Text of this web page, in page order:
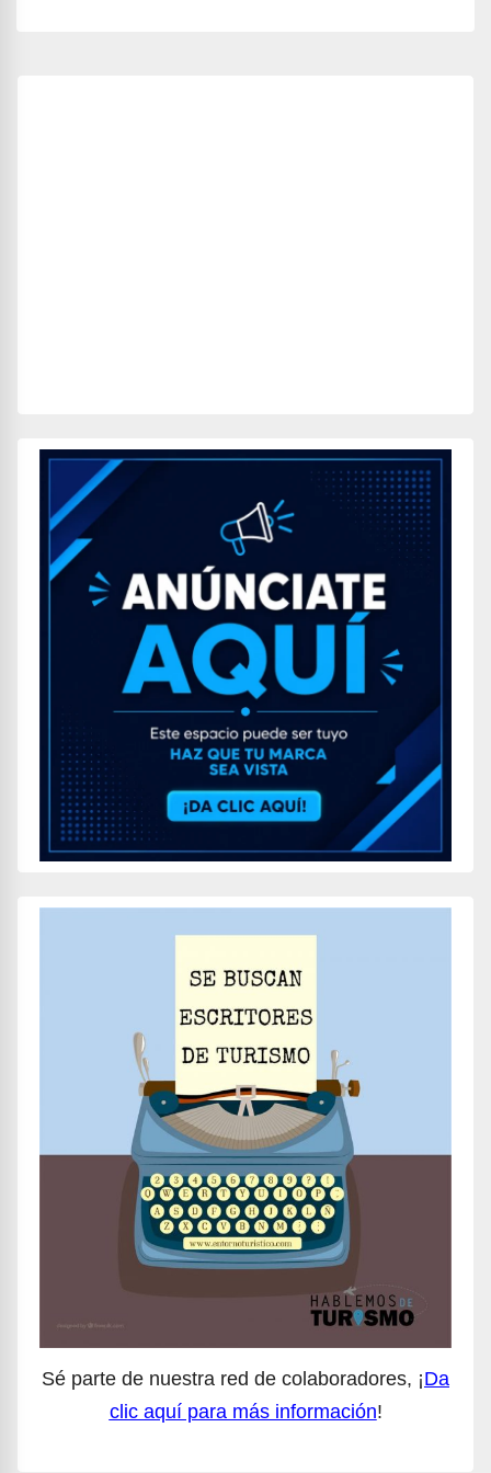
Sé parte de nuestra red de colaboradores, ¡Da
clic aquí para más información!